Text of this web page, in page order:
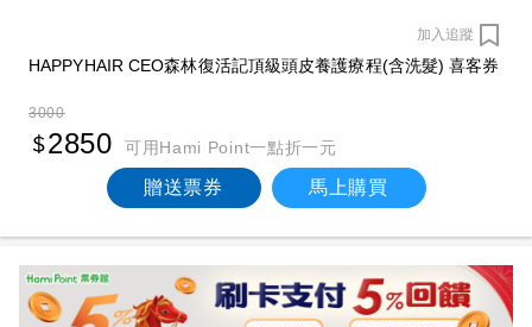
加入追蹤
HAPPYHAIR CEO森林復活記頂級頭皮養護療程(含洗髮) 喜客券
3000
2850 可用Hami Point一點折一元
贈送票券 馬上購買